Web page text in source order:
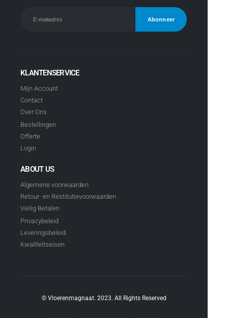
KLANTENSERVICE
Mijn Account
Contact
Over Ons
Bestellingen
Offerte
Login
ABOUT US
Algemene voorwaarden
Retour- en Restitutievoorwaarden
Veilig Betalen
Privacybeleid
Leveringsbeleid
Kwaliteitseisen
© Vloerenmagnaat. 2023. All Rights Reserved